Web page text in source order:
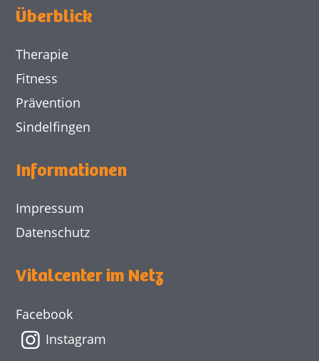
Überblick
Therapie
Fitness
Prävention
Sindelfingen
Informationen
Impressum
Datenschutz
Vitalcenter im Netz
Facebook
Instagram